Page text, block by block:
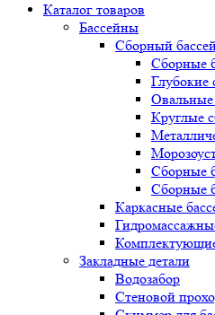
Каталог товаров
Бассейны
Сборный
Сборные
Глубокие
Круглые
Сборные
Сборные
Каркасные
Закладные детали
Водозабор
Стеновой